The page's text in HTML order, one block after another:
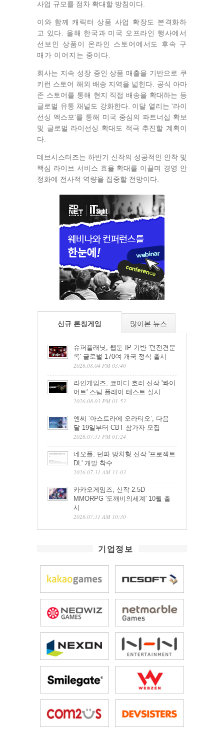
사업 규모를 점차 확대할 방침이다.
이와 함께 캐릭터 상품 사업 확장도 본격화하
고 있다. 올해 한국과 미국 오프라인 행사에서
선보인 상품이
온라인 스토어에서도 후속 구
매가 이어지는 중이다.
회사는 지속 성장 중인 상품 매출을 기반으로 쿠
키런 스토어 해외 배송 지역을 넓힌다. 공식 아마
존 스토어를 통해 현지 직접 배송을 확대하는 등
글로벌 유통 채널도 강화한다. 이달 열리는 '라이
선싱 엑스포'를 통해 미국 중심의 파트너십 확보
및 글로벌 라이선싱 확대도 적극 추진할 계획이
다.
데브시스터즈는 하반기 신작의 성공적인 안착 및
핵심 라이브 서비스 효율 확대를 이끌며 경영 안
정화에 전사적 역량을 집중할 전망이다.
신규 론칭게임 많이본 뉴스
슈퍼플래닛, 웹툰 IP 기반 '던전견문
록' 글로벌 170여 개국 정식 출시
2026.08.04 PM 03:40
라인게임즈, 코미디 호러 신작 '콰이
어트' 스팀 플레이 테스트 실시
2026.08.03 PM 01:53
엔씨 ‘아스트라에 오라티오’, 다음
달 19일부터 CBT 참가자 모집
2026.07.31 PM 01:24
네오플, 던파 방치형 신작 '프로젝트
DL' 개발 착수
2026.07.31 AM 11:03
카카오게임즈, 신작 2.5D
MMORPG '도깨비의세계' 10월 출
시
2026.07.31 AM 10:30
기업정보